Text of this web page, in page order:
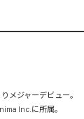
メジャーデビュー。
Inc.に所属。